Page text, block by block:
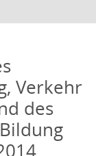
Verkehr
des